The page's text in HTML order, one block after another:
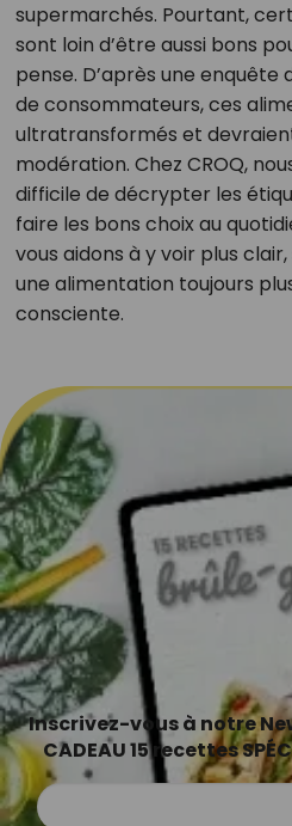
supermarchés. Pourtant,
sont loin d’être aussi bons
pense. D’après une enquête
de consommateurs, ces
ultratransformés et
modération. Chez CROQ,
difficile de décrypter les
faire les bons choix au
vous aidons à y voir plus
une alimentation toujours
consciente.
Inscrivez-vous à notre
CADEAU 15 recettes